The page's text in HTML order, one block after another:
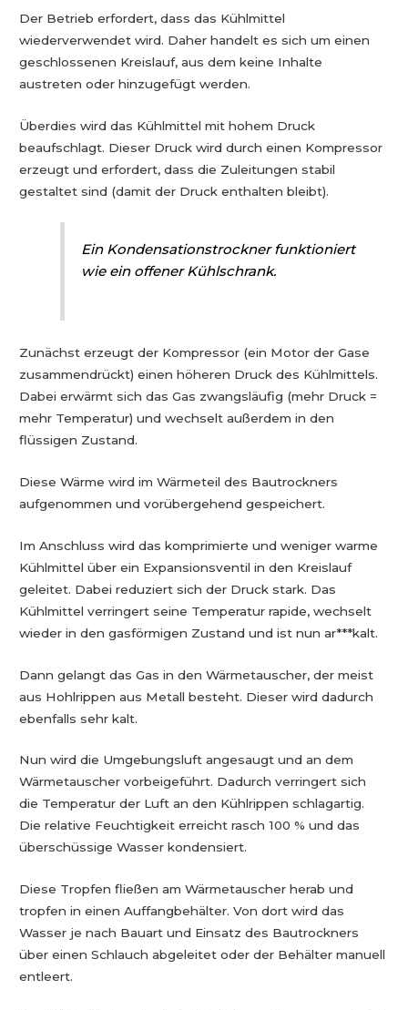
Der Betrieb erfordert, dass das Kühlmittel
wiederverwendet wird. Daher handelt es sich um einen
geschlossenen Kreislauf, aus dem keine Inhalte
austreten oder hinzugefügt werden.
Überdies wird das Kühlmittel mit hohem Druck
beaufschlagt. Dieser Druck wird durch einen Kompressor
erzeugt und erfordert, dass die Zuleitungen stabil
gestaltet sind (damit der Druck enthalten bleibt).
Ein Kondensationstrockner funktioniert
wie ein offener Kühlschrank.
Zunächst erzeugt der Kompressor (ein Motor der Gase
zusammendrückt) einen höheren Druck des Kühlmittels.
Dabei erwärmt sich das Gas zwangsläufig (mehr Druck =
mehr Temperatur) und wechselt außerdem in den
flüssigen Zustand.
Diese Wärme wird im Wärmeteil des Bautrockners
aufgenommen und vorübergehend gespeichert.
Im Anschluss wird das komprimierte und weniger warme
Kühlmittel über ein Expansionsventil in den Kreislauf
geleitet. Dabei reduziert sich der Druck stark. Das
Kühlmittel verringert seine Temperatur rapide, wechselt
wieder in den gasförmigen Zustand und ist nun ar***kalt.
Dann gelangt das Gas in den Wärmetauscher, der meist
aus Hohlrippen aus Metall besteht. Dieser wird dadurch
ebenfalls sehr kalt.
Nun wird die Umgebungsluft angesaugt und an dem
Wärmetauscher vorbeigeführt. Dadurch verringert sich
die Temperatur der Luft an den Kühlrippen schlagartig.
Die relative Feuchtigkeit erreicht rasch 100 % und das
überschüssige Wasser kondensiert.
Diese Tropfen fließen am Wärmetauscher herab und
tropfen in einen Auffangbehälter. Von dort wird das
Wasser je nach Bauart und Einsatz des Bautrockners
über einen Schlauch abgeleitet oder der Behälter manuell
entleert.